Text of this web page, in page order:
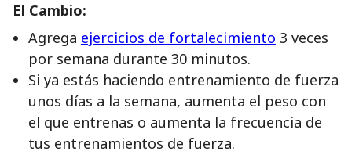
El Cambio:
Agrega ejercicios de fortalecimiento 3 veces
por semana durante 30 minutos.
Si ya estás haciendo entrenamiento de fuerza
unos días a la semana, aumenta el peso con
el que entrenas o aumenta la frecuencia de
tus entrenamientos de fuerza.